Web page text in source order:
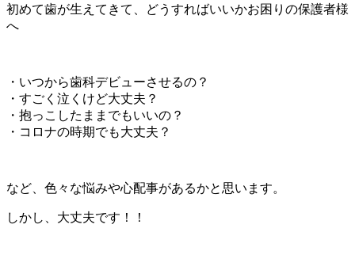
初めて歯が生えてきて、どうすればいいかお困りの保護者様
へ
・いつから歯科デビューさせるの？
・すごく泣くけど大丈夫？
・抱っこしたままでもいいの？
・コロナの時期でも大丈夫？
など、色々な悩みや心配事があるかと思います。
しかし、大丈夫です！！